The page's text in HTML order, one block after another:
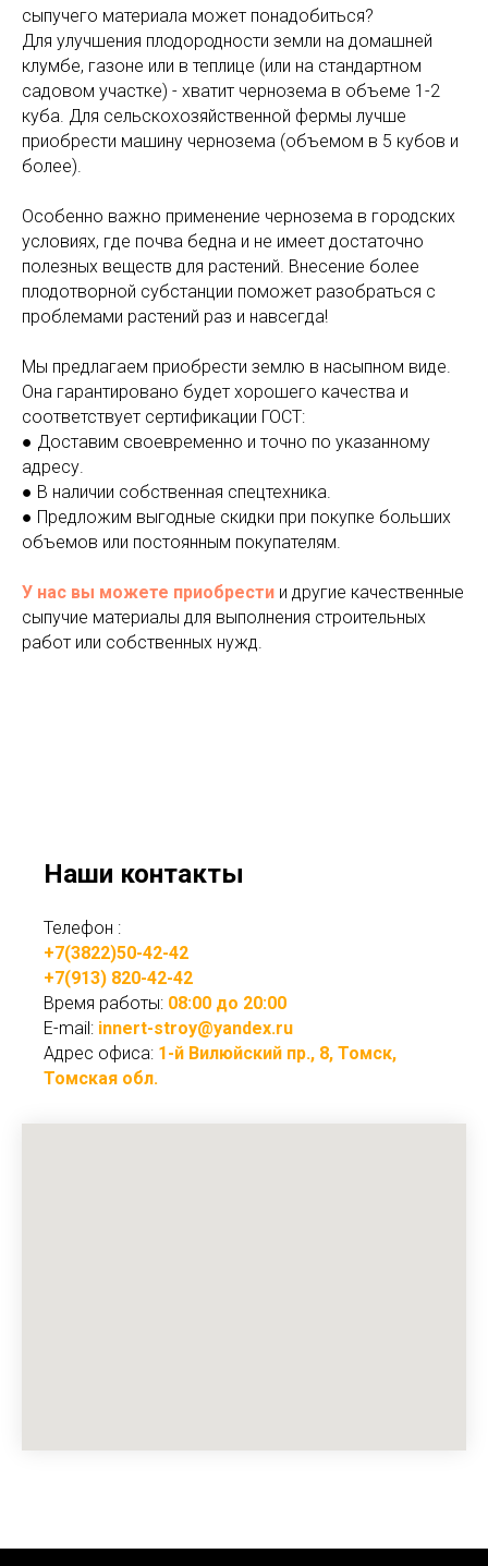
сыпучего материала может понадобиться?
Для улучшения плодородности земли на домашней
клумбе, газоне или в теплице (или на стандартном
садовом участке) - хватит чернозема в объеме 1-2
куба. Для сельскохозяйственной фермы лучше
приобрести машину чернозема (объемом в 5 кубов и
более).
Особенно важно применение чернозема в городских
условиях, где почва бедна и не имеет достаточно
полезных веществ для растений. Внесение более
плодотворной субстанции поможет разобраться с
проблемами растений раз и навсегда!
Мы предлагаем приобрести землю в насыпном виде.
Она гарантировано будет хорошего качества и
соответствует сертификации ГОСТ:
● Доставим своевременно и точно по указанному
адресу.
● В наличии собственная спецтехника.
● Предложим выгодные скидки при покупке больших
объемов или постоянным покупателям.
У нас вы можете приобрести и другие качественные
сыпучие материалы для выполнения строительных
работ или собственных нужд.
Наши контакты
Телефон :
+7(3822)50-42-42
+7(913) 820-42-42
Время работы: 08:00 до 20:00
E-mail: innert-stroy@yandex.ru
Адрес офиса: 1-й Вилюйский пр., 8, Томск,
Томская обл.